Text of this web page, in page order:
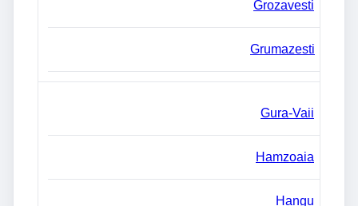
Grozavesti
Grumazesti
Gura-Vaii
Hamzoaia
Hangu